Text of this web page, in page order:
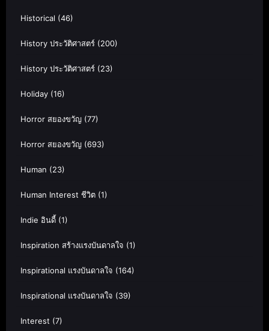
Historical (46)
History ประวัติศาสตร์ (200)
History ประวัติศาสตร์ (23)
Holiday (16)
Horror สยองขวัญ (77)
Horror สยองขวัญ (693)
Human (23)
Human Interest ชีวิต (1)
Indie อินดี้ (1)
Inspiration สร้างแรงบันดาลใจ (1)
Inspirational แรงบันดาลใจ (164)
Inspirational แรงบันดาลใจ (39)
Interest (7)